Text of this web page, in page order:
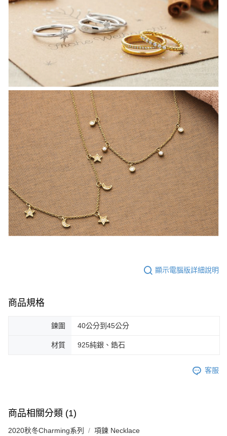
顯示電腦版詳細說明
商品規格
鍊圍 40公分到45公分
材質 925純銀、鋯石
客服
商品相關分類 (1)
2020秋冬Charming系列 項鍊 Necklace